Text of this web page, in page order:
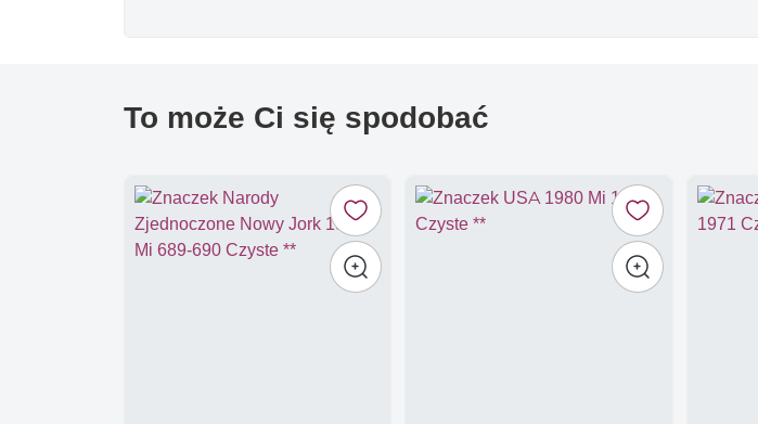
To może Ci się spodobać